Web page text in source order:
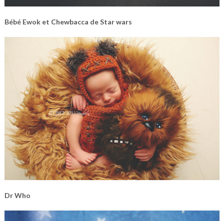
Bébé Ewok et Chewbacca de Star wars
Dr Who